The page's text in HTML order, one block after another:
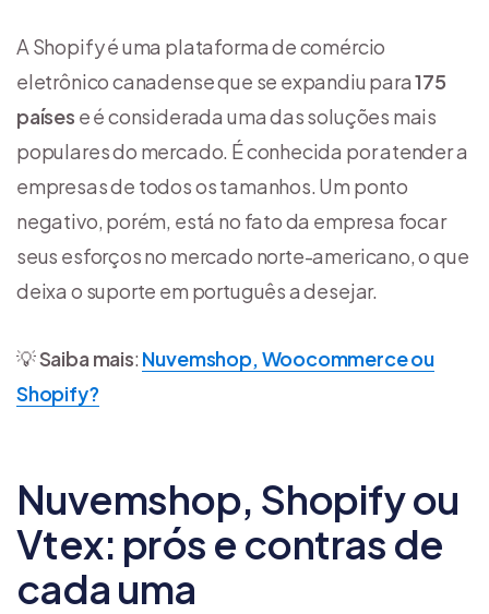
A Shopify é uma plataforma de comércio
eletrônico canadense que se expandiu para175
países e é considerada uma das soluções mais
populares do mercado. É conhecida por atender a
empresas de todos os tamanhos. Um ponto
negativo, porém, está no fato da empresa focar
seus esforços no mercado norte-americano, o que
deixa o suporte em português a desejar.
💡Saiba mais: Nuvemshop, Woocommerce ou
Shopify?
Nuvemshop, Shopify ou
Vtex: prós e contras de
cada uma